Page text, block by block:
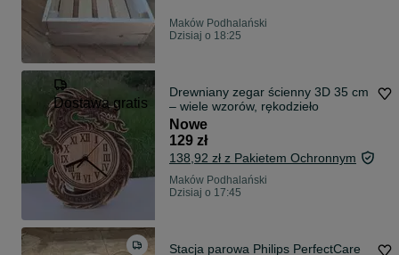
Maków Podhalański
Dzisiaj o 18:25
Dostawa gratis
Drewniany zegar ścienny 3D 35 cm
– wiele wzorów, rękodzieło
Nowe
129 zł
138,92 zł z Pakietem Ochronnym
Maków Podhalański
Dzisiaj o 17:45
Stacja parowa Philips PerfectCare